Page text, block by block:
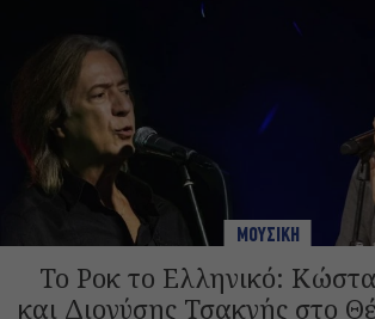
ΜΟΥΣΙΚΗ
Το Ροκ το Ελληνικό:
και Διονύσης Τσακνής στο